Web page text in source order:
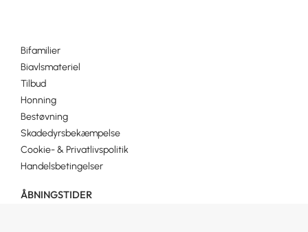
Bifamilier
Biavlsmateriel
Tilbud
Honning
Bestøvning
Skadedyrsbekæmpelse
Cookie- & Privatlivspolitik
Handelsbetingelser
ÅBNINGSTIDER